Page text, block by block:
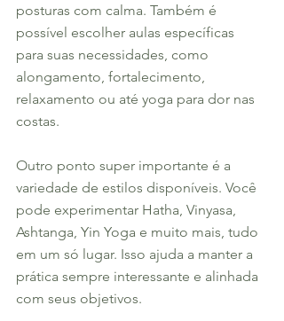
posturas com calma. Também é
possível escolher aulas específicas
para suas necessidades, como
alongamento, fortalecimento,
relaxamento ou até yoga para dor nas
costas.
Outro ponto super importante é a
variedade de estilos disponíveis. Você
pode experimentar Hatha, Vinyasa,
Ashtanga, Yin Yoga e muito mais, tudo
em um só lugar. Isso ajuda a manter a
prática sempre interessante e alinhada
com seus objetivos.